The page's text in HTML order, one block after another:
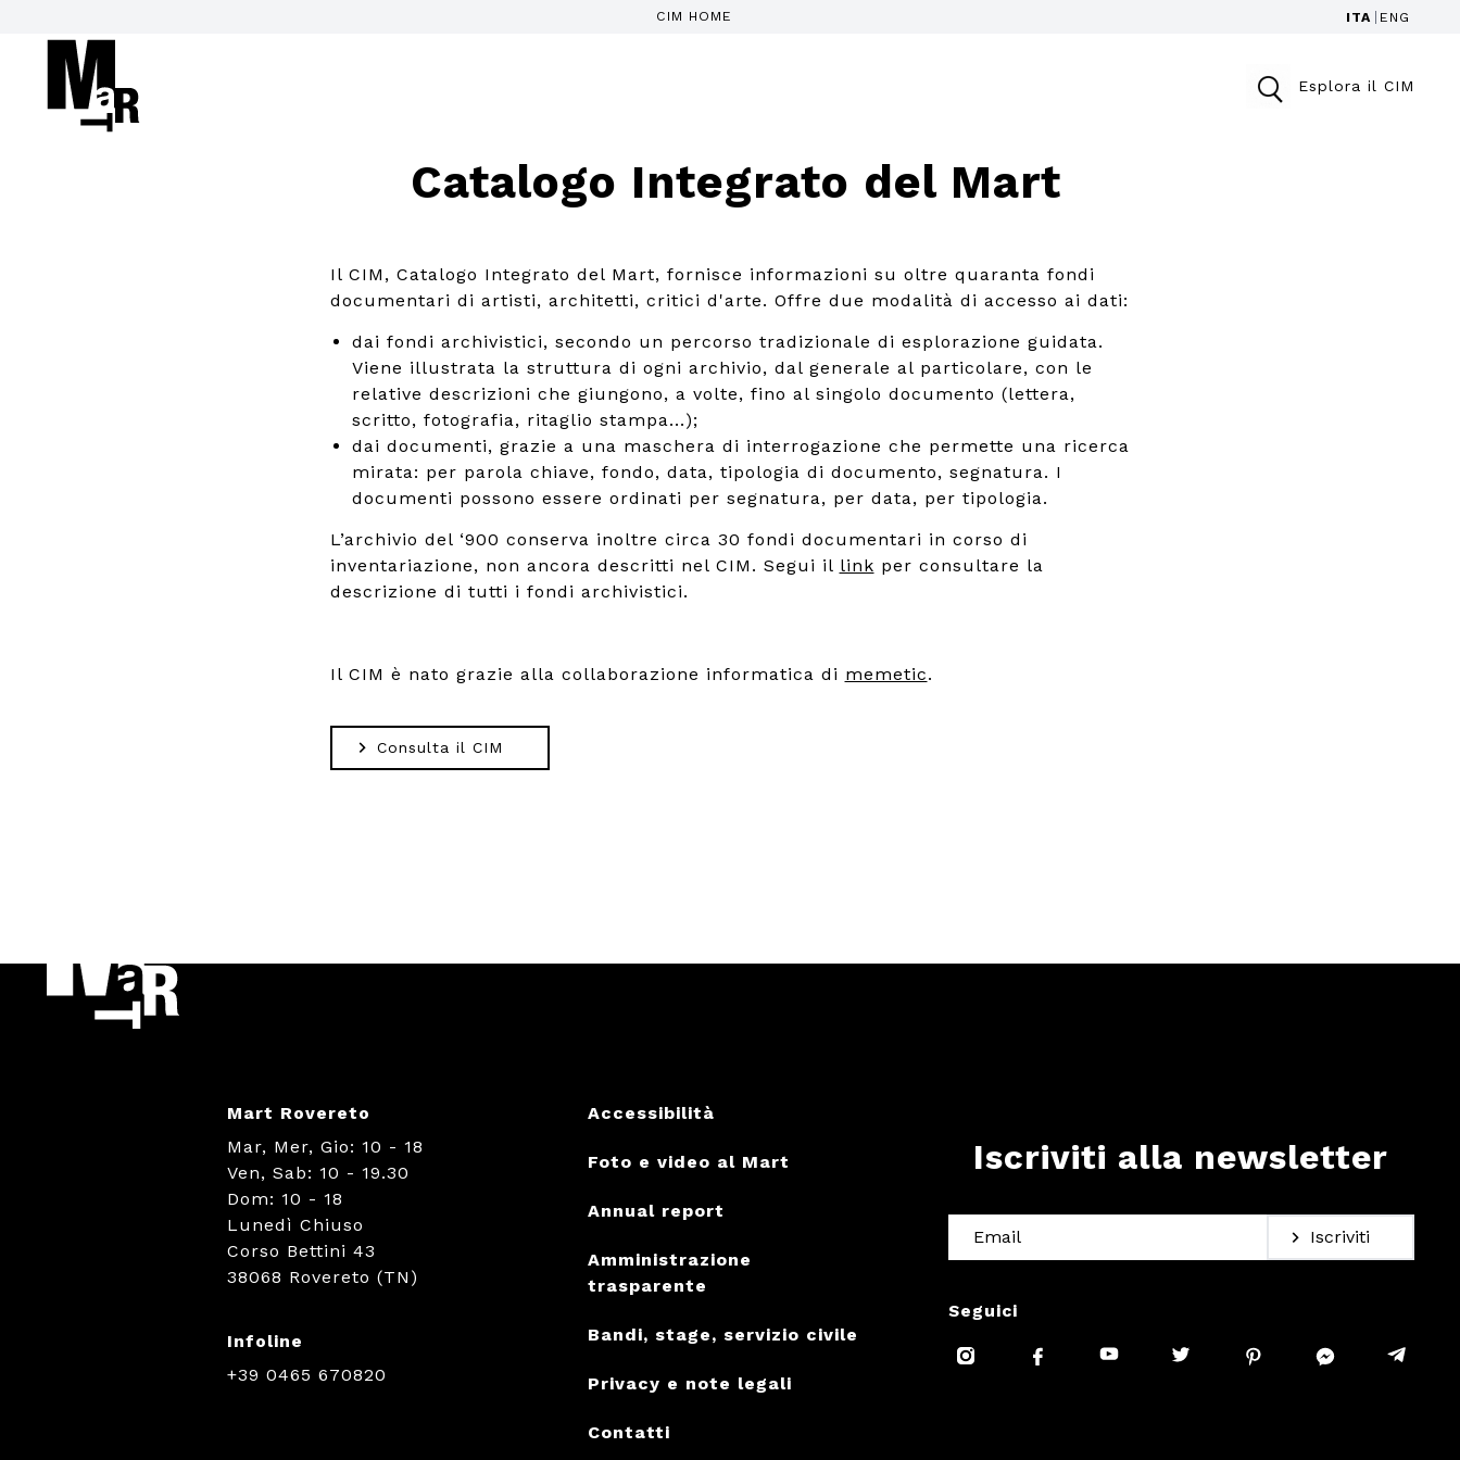
CIM HOME ITA ENG
Esplora il CIM
Catalogo Integrato del Mart
Il CIM, Catalogo Integrato del Mart, fornisce informazioni su oltre quaranta fondi
documentari di artisti, architetti, critici d'arte. Offre due modalità di accesso ai dati:
dai fondi archivistici, secondo un percorso tradizionale di esplorazione guidata.
Viene illustrata la struttura di ogni archivio, dal generale al particolare, con le
relative descrizioni che giungono, a volte, fino al singolo documento (lettera,
scritto, fotografia, ritaglio stampa...);
dai documenti, grazie a una maschera di interrogazione che permette una ricerca
mirata: per parola chiave, fondo, data, tipologia di documento, segnatura. I
documenti possono essere ordinati per segnatura, per data, per tipologia.
L’archivio del ‘900 conserva inoltre circa 30 fondi documentari in corso di
inventariazione, non ancora descritti nel CIM. Segui il link per consultare la
descrizione di tutti i fondi archivistici.
Il CIM è nato grazie alla collaborazione informatica di memetic.
Consulta il CIM
Mart Rovereto
Mar, Mer, Gio: 10 - 18
Ven, Sab: 10 - 19.30
Dom: 10 - 18
Lunedì Chiuso
Corso Bettini 43
38068 Rovereto (TN)
Infoline
+39 0465 670820
Accessibilità
Foto e video al Mart
Annual report
Amministrazione
trasparente
Bandi, stage, servizio civile
Privacy e note legali
Contatti
Iscriviti alla newsletter
Iscriviti
Seguici